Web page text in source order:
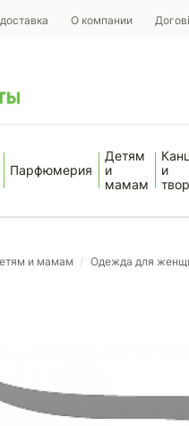
О компании
Парфюмерия
Детям
и
мамам
и
и мамам / Одежда для